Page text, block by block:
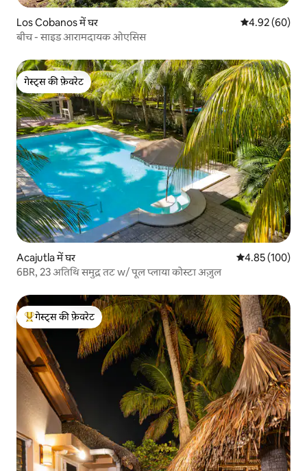
Los Cobanos में घर औसत रेटिंग 5 में
4.92 (60)
बीच - साइड आरामदायक ओएसिस
गेस्ट्स की फ़ेवरेट
गेस्ट्स की फ़ेवरेट
Acajutla में घर औसत रेटिंग 5 में से
4.85 (100)
6BR, 23 अतिथि समुद्र तट w/ पूल प्लाया कोस्टा अज़ुल
गेस्ट्स का टॉप फ़ेवरेट
गेस्ट्स की फ़ेवरेट